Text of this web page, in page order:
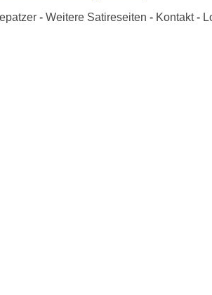
- Weitere Satireseiten - Kontakt-